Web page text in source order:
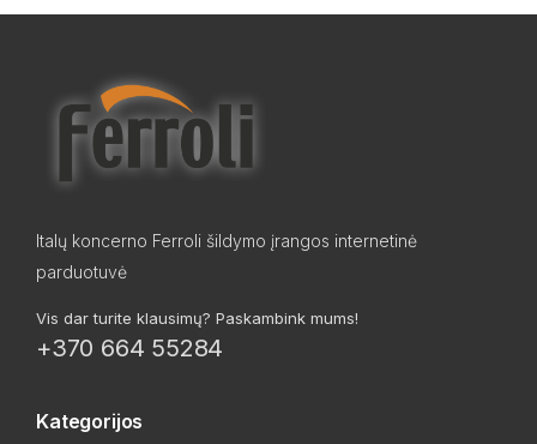
Italų koncerno Ferroli šildymo įrangos internetinė
parduotuvė
Vis dar turite klausimų? Paskambink mums!
+370 664 55284
Kategorijos